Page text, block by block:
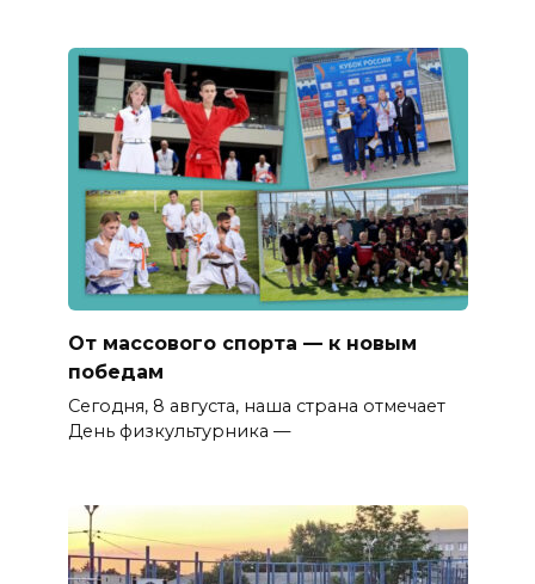
От массового спорта — к новым
победам
Сегодня, 8 августа, наша страна отмечает
День физкультурника —